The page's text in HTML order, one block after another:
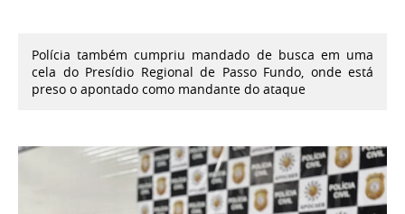
Polícia também cumpriu mandado de busca em uma
cela do Presídio Regional de Passo Fundo, onde está
preso o apontado como mandante do ataque